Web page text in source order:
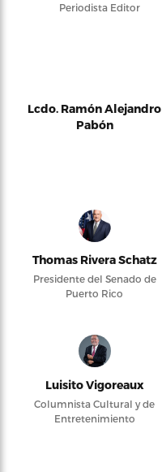
Periodista Editor
Lcdo. Ramón Alejandro
Pabón
Thomas Rivera Schatz
Presidente del Senado de
Puerto Rico
Luisito Vigoreaux
Columnista Cultural y de
Entretenimiento